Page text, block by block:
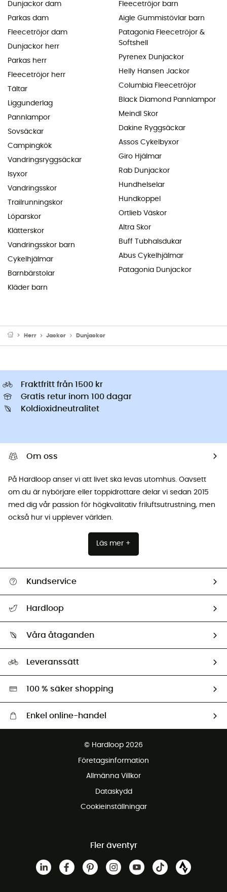
Dunjackor dam
Parkas dam
Fleecetröjor dam
Dunjackor herr
Parkas herr
Fleecetröjor herr
Tältar
Liggunderlag
Pannlampor
Sovsäckar
Campingkök
Vandringsryggsäckar
Isyxor
Vandringsskor
Trailrunningskor
Löparskor
Klätterskor
Vandringsskor barn
Cykelhjälmar
Barnbärstolar
Kläder barn
Fleecetröjor barn
Aigle Gummistövlar barn
Patagonia Fleecetröjor &
Softshell
Pyrenex Dunjackor
Helly Hansen Jackor
Columbia Fleecetröjor
Black Diamond Pannlampor
Meindl Skor
Dakine Ryggsäckar
Assos Cykelbyxor
Giro Hjälmar
Rab Dunjackor
Hundhelselar
Hundkoppel
Ortlieb Väskor
Altra Skor
Buff Tubhalsdukar
Abus Cykelhjälmar
Patagonia Dunjackor
Herr Jackor Dunjackor
Fraktfritt från 1500 kr
Gratis retur inom 100 dagar
Koldioxidneutralitet
Om oss
På Hardloop anser vi att livet ska levas utomhus. Oavsett
om du är nybörjare eller toppidrottare delar vi sedan 2015
med dig vår passion för högkvalitativ friluftsutrustning, men
också hur vi upplever världen.
Läs mer +
Kundservice
Retur & återbetalning
Hardloop
Ambassadörer
Våra åtaganden
Miljöanpassat urval
Leveranssätt
100 % säker shopping
Enkel online-handel
Gratis retur inom 100 dagar
© Hardloop 2026
Företagsinformation
Allmänna Villkor
Dataskydd
Cookieinställningar
Fler äventyr